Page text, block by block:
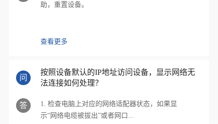
助，重置设备。
查看更多
问
按照设备默认的IP地址访问设备，显示网络无
法连接如何处理？
答
1. 检查电脑上对应的网络适配器状态，如果显
示“网络电缆被拔出”或者网口...